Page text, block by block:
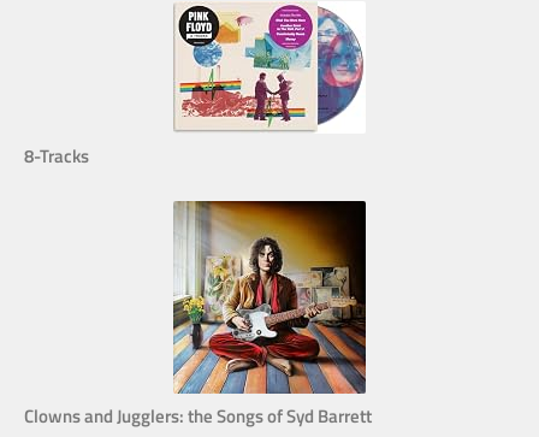
8-Tracks
Clowns and Jugglers: the Songs of Syd Barrett